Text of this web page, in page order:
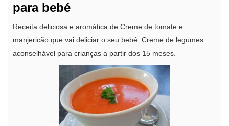
para bebé
Receita deliciosa e aromática de Creme de tomate e
manjericão que vai deliciar o seu bebé. Creme de legumes
aconselhável para crianças a partir dos 15 meses.